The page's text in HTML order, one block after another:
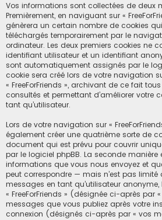
Vos informations sont collectées de deux
Premièrement, en naviguant sur «
génèrera un certain nombre de cookies
téléchargés temporairement par le
ordinateur. Les deux premiers cookies ne
identifiant utilisateur et un identifiant
sont automatiquement assignés par le
cookie sera créé lors de votre navigation
« FreeForFriends », archivant de ce fait
consultés et permettant d’améliorer votre
tant qu’utilisateur.
Lors de votre navigation sur «
également créer une quatrième sorte de
document qui est prévu pour couvrir
par le logiciel phpBB. La seconde manière
informations que vous nous envoyez et
peut correspondre — mais n’est pas
messages en tant qu’utilisateur anonyme,
« FreeForFriends » (désignée ci-après par
messages que vous publiez après votre
connexion (désignés ci-après par « vos